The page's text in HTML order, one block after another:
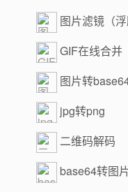
图片滤镜（浮
GIF在线合并
图片转
jpg转png
二维码解码
base64转图